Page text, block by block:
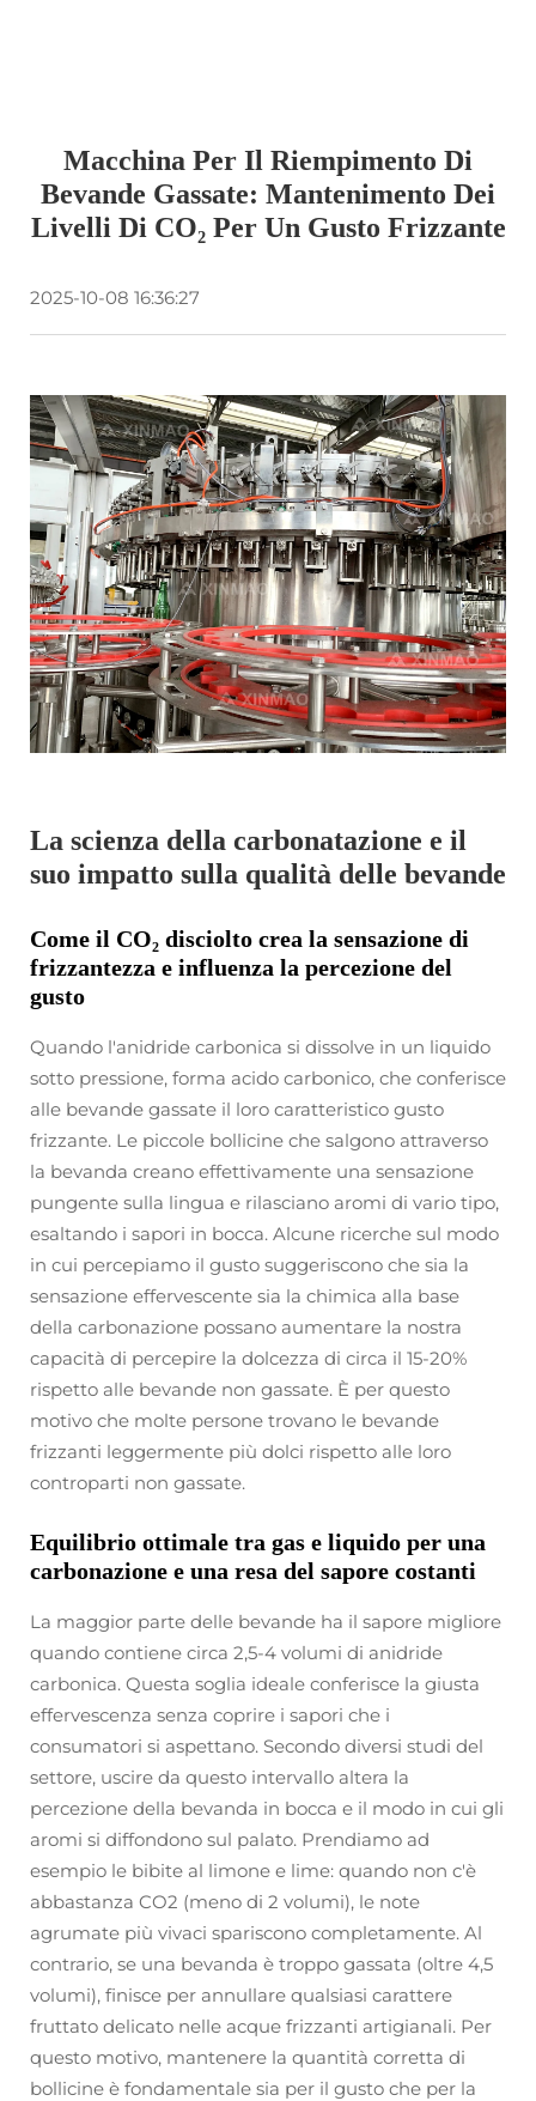
Macchina Per Il Riempimento Di
Bevande Gassate: Mantenimento Dei
Livelli Di CO₂ Per Un Gusto Frizzante
2025-10-08 16:36:27
La scienza della carbonatazione e il
suo impatto sulla qualità delle bevande
Come il CO₂ disciolto crea la sensazione di
frizzantezza e influenza la percezione del
gusto
Quando l'anidride carbonica si dissolve in un liquido
sotto pressione, forma acido carbonico, che conferisce
alle bevande gassate il loro caratteristico gusto
frizzante. Le piccole bollicine che salgono attraverso
la bevanda creano effettivamente una sensazione
pungente sulla lingua e rilasciano aromi di vario tipo,
esaltando i sapori in bocca. Alcune ricerche sul modo
in cui percepiamo il gusto suggeriscono che sia la
sensazione effervescente sia la chimica alla base
della carbonazione possano aumentare la nostra
capacità di percepire la dolcezza di circa il 15-20%
rispetto alle bevande non gassate. È per questo
motivo che molte persone trovano le bevande
frizzanti leggermente più dolci rispetto alle loro
controparti non gassate.
Equilibrio ottimale tra gas e liquido per una
carbonazione e una resa del sapore costanti
La maggior parte delle bevande ha il sapore migliore
quando contiene circa 2,5-4 volumi di anidride
carbonica. Questa soglia ideale conferisce la giusta
effervescenza senza coprire i sapori che i
consumatori si aspettano. Secondo diversi studi del
settore, uscire da questo intervallo altera la
percezione della bevanda in bocca e il modo in cui gli
aromi si diffondono sul palato. Prendiamo ad
esempio le bibite al limone e lime: quando non c'è
abbastanza CO2 (meno di 2 volumi), le note
agrumate più vivaci spariscono completamente. Al
contrario, se una bevanda è troppo gassata (oltre 4,5
volumi), finisce per annullare qualsiasi carattere
fruttato delicato nelle acque frizzanti artigianali. Per
questo motivo, mantenere la quantità corretta di
bollicine è fondamentale sia per il gusto che per la